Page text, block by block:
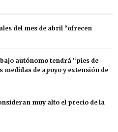
del mes de abril “ofrecen
autónomo tendrá “pies de
de apoyo y extensión de
muy alto el precio de la